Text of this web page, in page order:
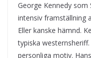
George Kennedy som
intensiv framställning
Eller kanske hämnd.
typiska
personliga motiv.